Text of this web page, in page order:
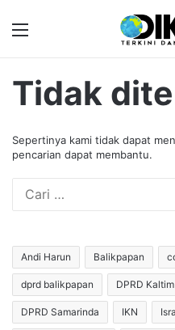
Tidak
Sepertinya kami tidak dapat
pencarian dapat membantu.
Andi Harun Balikpapan
dprd balikpapan DPRD Kaltim
DPRD Samarinda IKN